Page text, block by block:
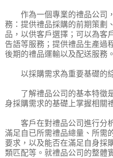
作為一個專業的禮品公司
務：提供禮品採購的前期策劃
品，以供客戶選擇；可以為客
告語等服務；提供禮品生產過
後期的禮品運輸以及配送服務。
以採購需求為重要基礎的
了解禮品公司的基本特徵是
身採購需求的基礎上掌握相關
客戶在對禮品公司進行分
滿足自已所需禮品總量、所需
要求，以及能否在滿足自身採
類匹配等。就禮品公司的整體